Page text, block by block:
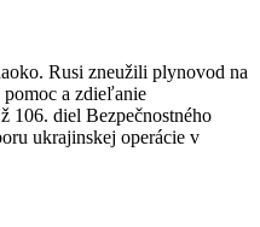
Rusi zneužili plynovod na
a zdieľanie
106. diel Bezpečnostného
ukrajinskej operácie v